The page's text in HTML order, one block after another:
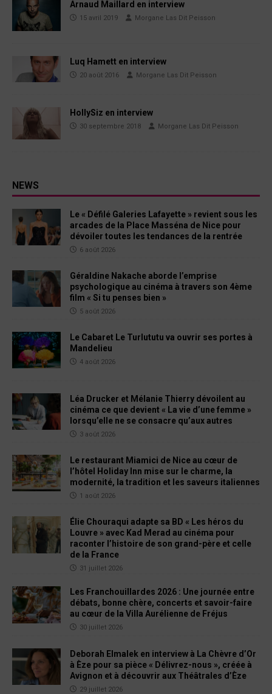
Arnaud Maillard en interview
15 avril 2019 Morgane Las Dit Peisson
Luq Hamett en interview
20 août 2016 Morgane Las Dit Peisson
HollySiz en interview
30 septembre 2018 Morgane Las Dit Peisson
NEWS
Le « Défilé Galeries Lafayette » revient sous les
arcades de la Place Masséna de Nice pour
dévoiler toutes les tendances de la rentrée
6 août 2026
Géraldine Nakache aborde l’emprise
psychologique au cinéma à travers son 4ème
film « Si tu penses bien »
5 août 2026
Le Cabaret Le Turlututu va ouvrir ses portes à
Mandelieu
4 août 2026
Léa Drucker et Mélanie Thierry dévoilent au
cinéma ce que devient « La vie d’une femme »
lorsqu’elle ne se consacre qu’aux autres
3 août 2026
Le restaurant Miamici de Nice au cœur de
l’hôtel Holiday Inn mise sur le charme, la
modernité, la tradition et les saveurs italiennes
1 août 2026
Élie Chouraqui adapte sa BD « Les héros du
Louvre » avec Kad Merad au cinéma pour
raconter l’histoire de son grand-père et celle
de la France
31 juillet 2026
Les Franchouillardes 2026 : Une journée entre
débats, bonne chère, concerts et savoir-faire
au cœur de la Villa Aurélienne de Fréjus
30 juillet 2026
Deborah Elmalek en interview à La Chèvre d’Or
à Èze pour sa pièce « Délivrez-nous », créée à
Avignon et à découvrir aux Théâtrales d’Èze
29 juillet 2026